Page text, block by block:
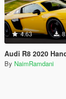
4.63
Audi R8 2020 Handling and
By NaimRamdani